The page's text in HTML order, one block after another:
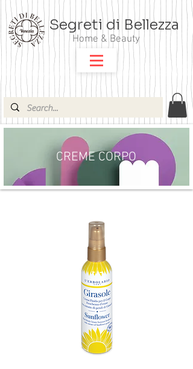
Segreti di Bellezza
Home & Beauty
CREME CORPO